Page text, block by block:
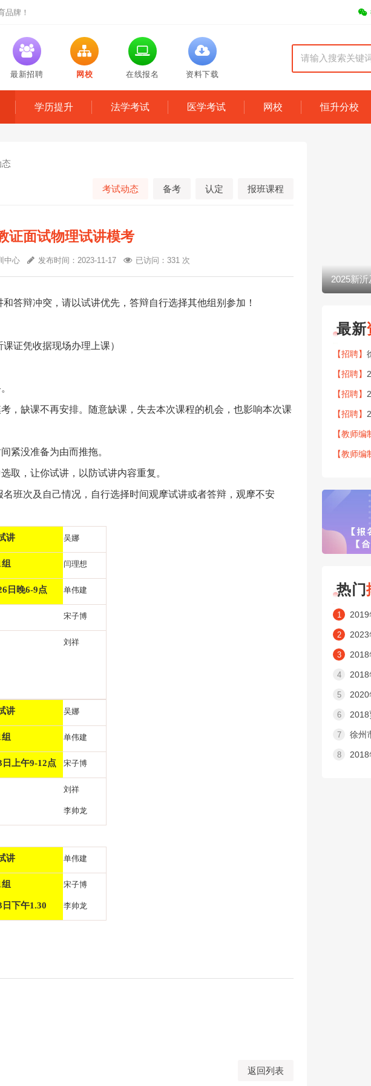
品牌！
最新招聘 网校 在线报名 资料下载
学历提升 法学考试 医学考试 网校 恒升分校
考试动态 备考 认定 报班课程
证面试物理试讲模考
中心 发布时间：2023-11-17 已访问：331 次
答辩冲突，请以试讲优先，答辩自行选择其他组别参加！
证凭收据现场办理上课）
缺课不再安排。随意缺课，失去本次课程的机会，也影响本次课
没准备为由而推拖。
，让你试讲，以防试讲内容重复。
班次及自己情况，自行选择时间观摩试讲或者答辩，观摩不安
讲 吴娜
闫理想
日晚6-9点 单伟建
宋子博
刘祥
讲 吴娜
单伟建
日上午9-12点 宋子博
刘祥
李帅龙
讲 单伟建
日下午1.30
宋子博
李帅龙
返回列表
试讲模考安排 2025新沂及徐州周边面试全真模考安排 2025新
最新
【招聘】
【招聘】
【招聘】
【招聘】
【教师编
【教师编
热门
1 2019年教
2 2023年教
3 2018
4 2018
5 2020
6 2018
7 徐州市
8 2018